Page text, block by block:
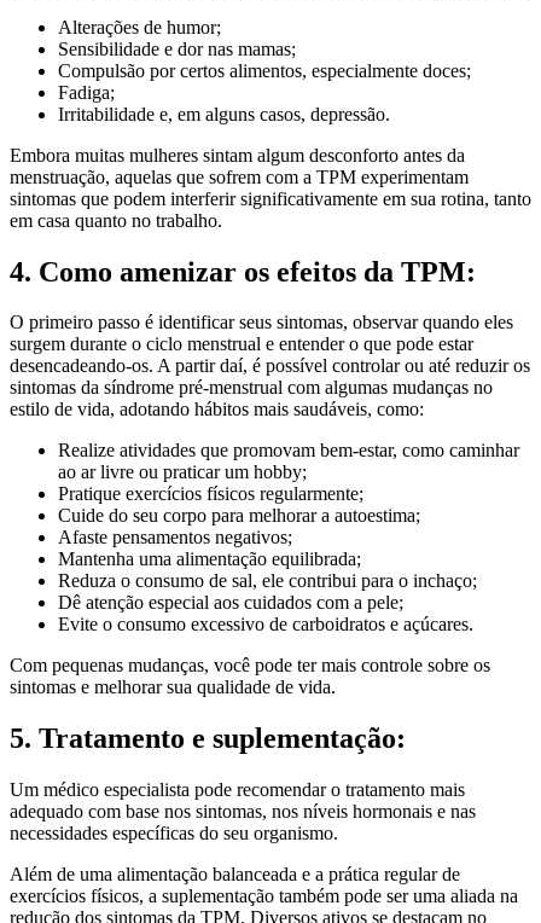
Alterações de humor;
Sensibilidade e dor nas mamas;
Compulsão por certos alimentos, especialmente doces;
Fadiga;
Irritabilidade e, em alguns casos, depressão.
Embora muitas mulheres sintam algum desconforto antes da
menstruação, aquelas que sofrem com a TPM experimentam
sintomas que podem interferir significativamente em sua rotina, tanto
em casa quanto no trabalho.
4. Como amenizar os efeitos da TPM:
O primeiro passo é identificar seus sintomas, observar quando eles
surgem durante o ciclo menstrual e entender o que pode estar
desencadeando-os. A partir daí, é possível controlar ou até reduzir os
sintomas da síndrome pré-menstrual com algumas mudanças no
estilo de vida, adotando hábitos mais saudáveis, como:
Realize atividades que promovam bem-estar, como caminhar
ao ar livre ou praticar um hobby;
Pratique exercícios físicos regularmente;
Cuide do seu corpo para melhorar a autoestima;
Afaste pensamentos negativos;
Mantenha uma alimentação equilibrada;
Reduza o consumo de sal, ele contribui para o inchaço;
Dê atenção especial aos cuidados com a pele;
Evite o consumo excessivo de carboidratos e açúcares.
Com pequenas mudanças, você pode ter mais controle sobre os
sintomas e melhorar sua qualidade de vida.
5. Tratamento e suplementação:
Um médico especialista pode recomendar o tratamento mais
adequado com base nos sintomas, nos níveis hormonais e nas
necessidades específicas do seu organismo.
Além de uma alimentação balanceada e a prática regular de
exercícios físicos, a suplementação também pode ser uma aliada na
redução dos sintomas da TPM. Diversos ativos se destacam no